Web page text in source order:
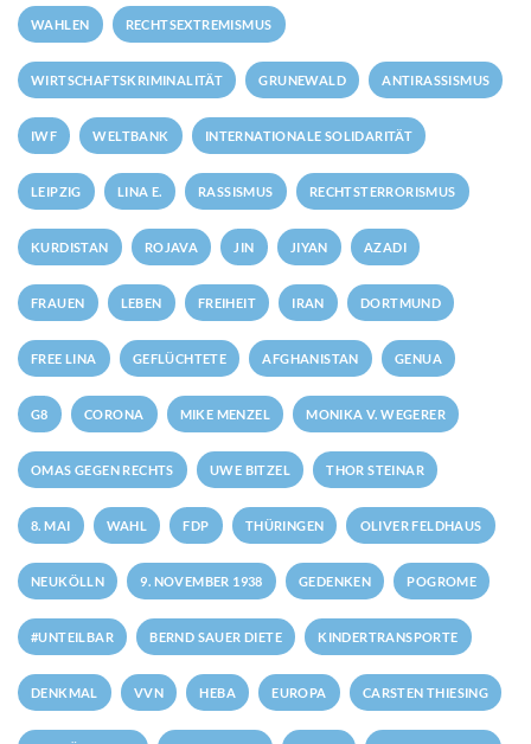
WAHLEN RECHTSEXTREMISMUS
WIRTSCHAFTSKRIMINALITÄT GRUNEWALD ANTIRASSISMUS
IWF WELTBANK INTERNATIONALE SOLIDARITÄT
LEIPZIG LINA E. RASSISMUS RECHTSTERRORISMUS
KURDISTAN ROJAVA JIN JIYAN AZADI
FRAUEN LEBEN FREIHEIT IRAN DORTMUND
FREE LINA GEFLÜCHTETE AFGHANISTAN GENUA
G8 CORONA MIKE MENZEL MONIKA V. WEGERER
OMAS GEGEN RECHTS UWE BITZEL THOR STEINAR
8. MAI WAHL FDP THÜRINGEN OLIVER FELDHAUS
NEUKÖLLN 9. NOVEMBER 1938 GEDENKEN POGROME
#UNTEILBAR BERND SAUER DIETE KINDERTRANSPORTE
DENKMAL VVN HEBA EUROPA CARSTEN THIESING